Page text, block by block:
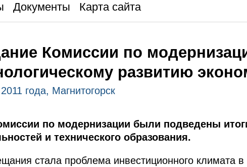
Документы Карта сайта
Комиссии по
развитию
года, Магнитогорск
по модернизации были подведены
и технического образования.
стала проблема инвестиционного климата